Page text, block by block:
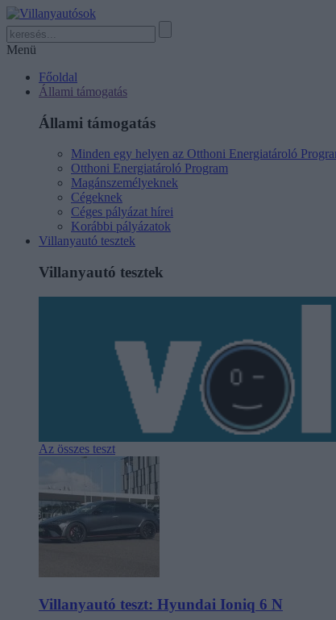
Menü
Főoldal
Állami támogatás
Állami támogatás
Minden egy helyen az Otthoni Energiatároló
Otthoni Energiatároló Program
Magánszemélyeknek
Cégeknek
Céges pályázat hírei
Korábbi pályázatok
Villanyautó tesztek
Villanyautó tesztek
Az összes teszt
Villanyautó teszt: Hyundai Ioniq 6 N